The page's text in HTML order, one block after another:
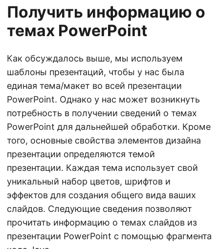
Получить информацию о
темах PowerPoint
Как обсуждалось выше, мы используем
шаблоны презентаций, чтобы у нас была
единая тема/макет во всей презентации
PowerPoint. Однако у нас может возникнуть
потребность в получении сведений о темах
PowerPoint для дальнейшей обработки. Кроме
того, основные свойства элементов дизайна
презентации определяются темой
презентации. Каждая тема использует свой
уникальный набор цветов, шрифтов и
эффектов для создания общего вида ваших
слайдов. Следующие сведения позволяют
прочитать информацию о темах слайдов из
презентации PowerPoint с помощью фрагмента